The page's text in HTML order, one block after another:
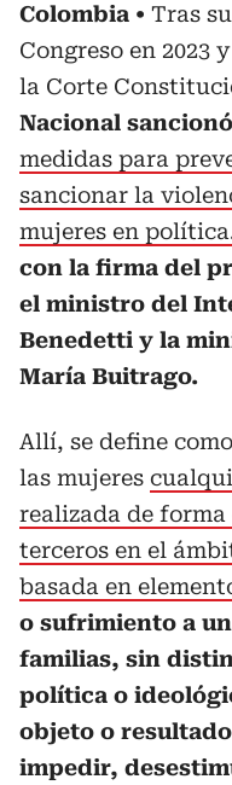
Colombia
Tras
Congreso en 2023
la Corte
Nacional sancionó
medidas para
sancionar la
mujeres en
con la firma del
el ministro del
Benedetti y la
María Buitrago.
Allí, se define
las mujeres
realizada de
terceros en el
basada en
o sufrimiento a
familias, sin
política o
objeto o
impedir,